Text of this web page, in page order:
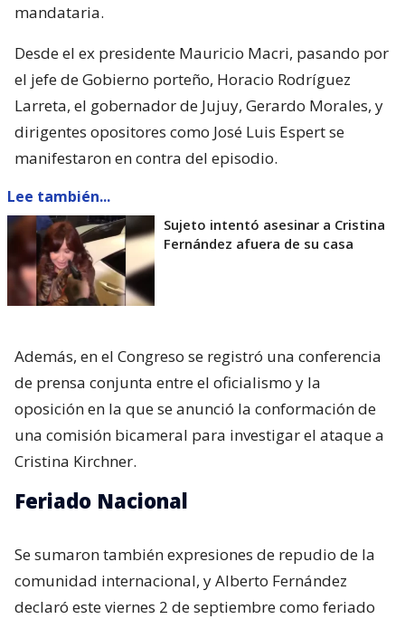
mandataria.
Desde el ex presidente Mauricio Macri, pasando por
el jefe de Gobierno porteño, Horacio Rodríguez
Larreta, el gobernador de Jujuy, Gerardo Morales, y
dirigentes opositores como José Luis Espert se
manifestaron en contra del episodio.
Lee también...
Sujeto intentó asesinar a Cristina
Fernández afuera de su casa
Además, en el Congreso se registró una conferencia
de prensa conjunta entre el oficialismo y la
oposición en la que se anunció la conformación de
una comisión bicameral para investigar el ataque a
Cristina Kirchner.
Feriado Nacional
Se sumaron también expresiones de repudio de la
comunidad internacional, y Alberto Fernández
declaró este viernes 2 de septiembre como feriado